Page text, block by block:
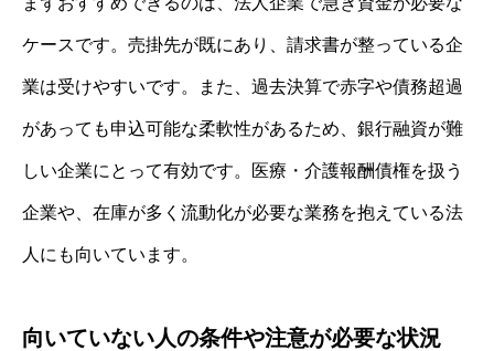
ケースです。売掛先が既にあり、請求書が整っている企
業は受けやすいです。また、過去決算で赤字や債務超過
があっても申込可能な柔軟性があるため、銀行融資が難
しい企業にとって有効です。医療・介護報酬債権を扱う
企業や、在庫が多く流動化が必要な業務を抱えている法
人にも向いています。
向いていない人の条件や注意が必要な状況